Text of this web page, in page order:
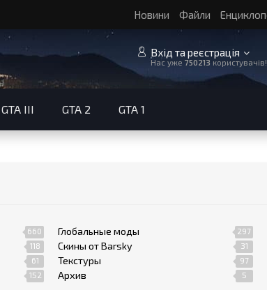
Новини Файли
Вхід та реєстрація
Нас уже 750213 користувачів!
GTA III GTA 2 GTA 1
660 Глобальные моды 297
118 Скины от Barsky 31
61 Текстуры 97
152 Архив 5